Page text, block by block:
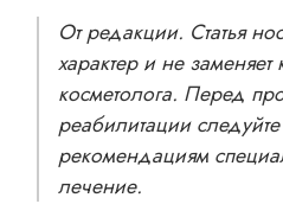
От редакции. Статья
характер и не
косметолога. Перед
реабилитации
рекомендациям
лечение.